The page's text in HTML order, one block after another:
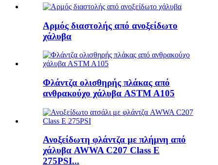
Αρμός διαστολής από ανοξείδωτο
χάλυβα
Φλάντζα ολισθηρής πλάκας από
ανθρακούχο χάλυβα ASTM A105
Ανοξείδωτη φλάντζα με πλήμνη από
χάλυβα AWWA C207 Class E
275PSI...